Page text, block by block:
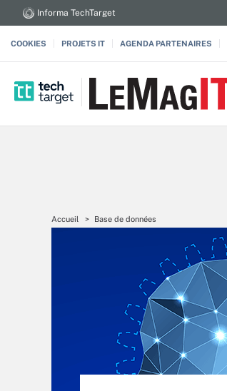
Informa TechTarget
COOKIES PROJETS IT AGENDA PARTENAIRES
Accueil Base de données